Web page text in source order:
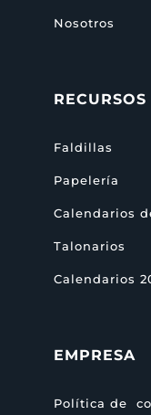
Nosotros
RECURSOS
Faldillas
Papelería
Calendarios
Talonarios
Calendarios
EMPRESA
Política de